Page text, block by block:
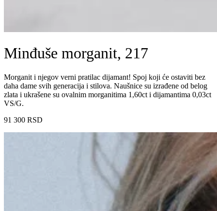
Minđuše morganit, 217
Morganit i njegov verni pratilac dijamant! Spoj koji će ostaviti bez
daha dame svih generacija i stilova. Naušnice su izrađene od belog
zlata i ukrašene su ovalnim morganitima 1,60ct i dijamantima 0,03ct
VS/G.
91 300 RSD